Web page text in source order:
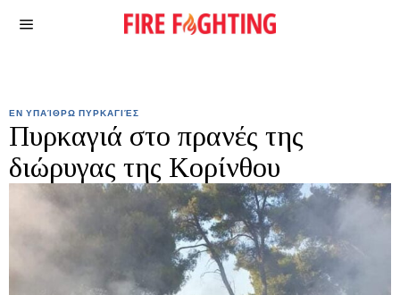
ΕΝ ΥΠΑΊΘΡΩ ΠΥΡΚΑΓΙΈΣ
Πυρκαγιά στο πρανές της
διώρυγας της Κορίνθου